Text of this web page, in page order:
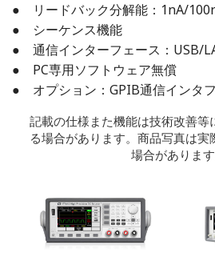
● リードバック分解能：1nA/
● シーケンス機能
● 通信インターフェース：USB/
● PC専用ソフトウェア無償
● オプション：GPIB通信インタ
記載の仕様また機能は技術改善等
る場合があります。商品写真は実
場合があります